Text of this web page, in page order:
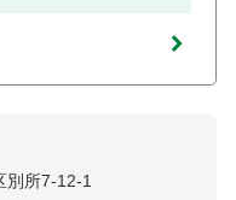
別所7-12-1